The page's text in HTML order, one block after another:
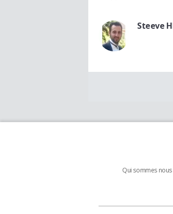
Steeve
Qui sommes nous